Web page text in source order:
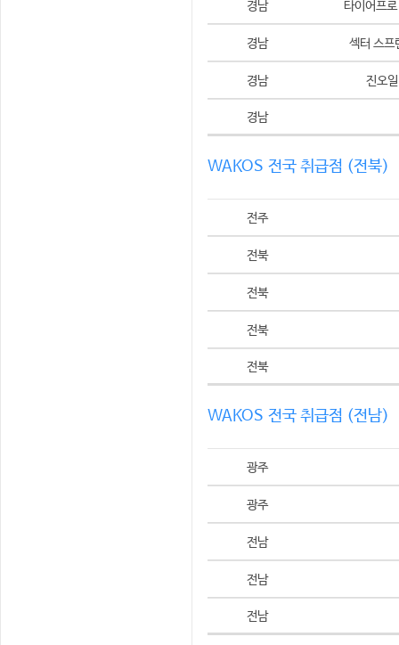
경남 타이어프
경남 섹터 스프
경남 진오일
경남
WAKOS 전국 취급점 (전북)
전주
전북
전북
전북
전북
WAKOS 전국 취급점 (전남)
광주
광주
전남
전남
전남